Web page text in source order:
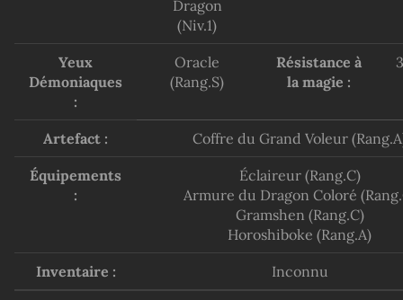
Dragon
(Niv.1)
Yeux
Démoniaques
:
Oracle
(Rang.S)
Résistance à
la magie :
Artefact : Coffre du Grand Voleur
Équipements
:
Éclaireur (Rang.C)
Armure du Dragon Coloré
Gramshen (Rang.C)
Horoshiboke (Rang.A)
Inventaire : Inconnu